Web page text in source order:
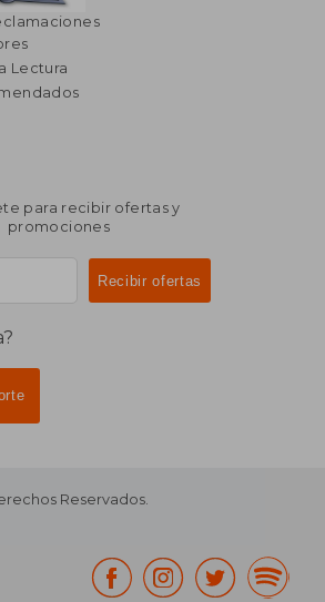
Lectura
para recibir ofertas y
promociones
Reservados.